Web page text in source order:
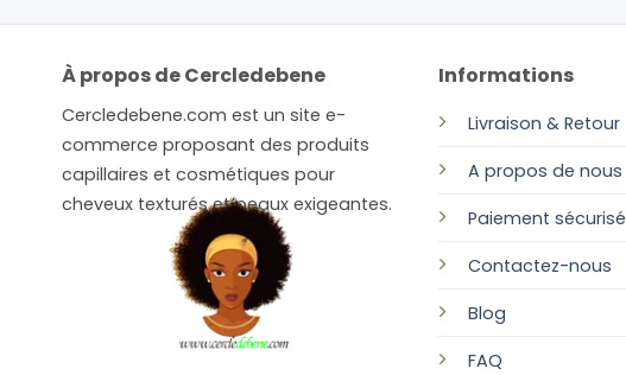
la
du
À propos de Cercledebene
Cercledebene.com est un site e-
commerce proposant des produits
capillaires et cosmétiques pour
cheveux texturés et peaux exigeantes.
Informations
Livraison & Retour
A propos de nous
Paiement sécurisé
Contactez-nous
Blog
FAQ